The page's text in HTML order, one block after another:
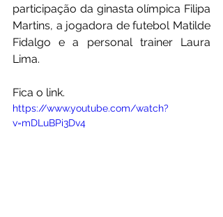
participação da ginasta olímpica Filipa
Martins, a jogadora de futebol Matilde
Fidalgo e a personal trainer Laura
Lima.
Fica o link.
https://www.youtube.com/watch?
v=mDLuBPi3Dv4